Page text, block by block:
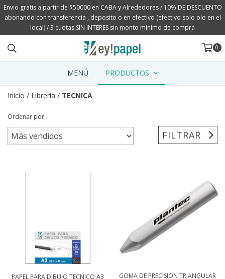
Envio gratis a partir de $50000 en CABA y Alrededores / 10% DE DESCUENTO
abonando con transferencia , deposito o en efectivo (efectivo solo olo en el
local) / 3 cuotas SIN INTERES sin monto minimo de compra
0
MENÚ PRODUCTOS
Inicio / Libreria / TECNICA
Ordenar por
FILTRAR
PAPEL PARA DIBUJO TECNICO A3
GOMA DE PRECISION TRIANGULAR